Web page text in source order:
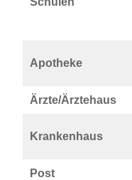
Apotheke
Ärzte/Ärztehaus
Krankenhaus
Post